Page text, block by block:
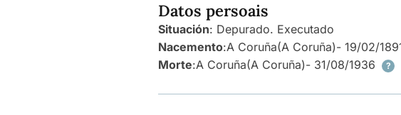
Datos persoais
Situación: Depurado. Executado
Nacemento:A Coruña(A Coruña)- 19/02/
Morte:A Coruña(A Coruña)- 31/08/1936 ?